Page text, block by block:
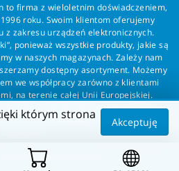
to firma z wieloletnim doświadczeniem,
roku. Swoim klientom oferujemy
z zakresu urządzeń elektronicznych.
ponieważ wszystkie produkty, jakie są
w naszych magazynach. Zależy nam
dostępny asortyment. Możemy
we współpracy zarówno z klientami
na terenie całej Unii Europejskiej.
każdego klienta oraz szybką i
Wasserman - wszystko dla
dla Wasserman.eu
którym strona
Akceptuję